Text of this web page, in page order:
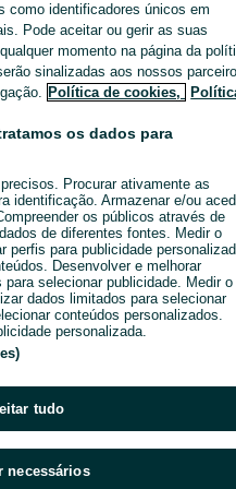
mensagem
como identificadores únicos em
Pode aceitar ou gerir as suas
momento na página da
sinalizadas aos nossos
Política de cookies,
os dados para
Procurar ativamente as
identificação. Armazenar e/ou
os públicos através de
de diferentes fontes. Medir o
perfis para publicidade
Desenvolver e melhorar
selecionar publicidade. Medir o
dados limitados para selecionar
conteúdos personalizados.
personalizada.
tudo
necessários